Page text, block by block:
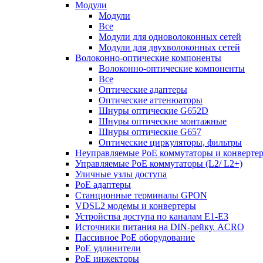
Модули
Модули
Все
Модули для одноволоконных сетей
Модули для двухволоконных сетей
Волоконно-оптические компоненты
Волоконно-оптические компоненты
Все
Оптические адаптеры
Оптические аттенюаторы
Шнуры оптические G652D
Шнуры оптические монтажные
Шнуры оптические G657
Оптические циркуляторы, фильтры
Неуправляемые PoE коммутаторы и
Управляемые PoE коммутаторы (L2/ L2+)
Уличные узлы доступа
PoE адаптеры
Станционные терминалы GPON
VDSL2 модемы и конвертеры
Устройства доступа по каналам E1-E3
Источники питания на DIN-рейку. ACRO
Пассивное PoE оборудование
PoE удлинители
PoE инжекторы